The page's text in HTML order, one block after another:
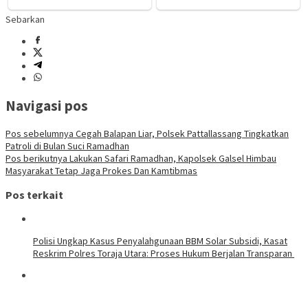
Sebarkan
Navigasi pos
Pos sebelumnya Cegah Balapan Liar, Polsek Pattallassang Tingkatkan
Patroli di Bulan Suci Ramadhan
Pos berikutnya Lakukan Safari Ramadhan, Kapolsek Galsel Himbau
Masyarakat Tetap Jaga Prokes Dan Kamtibmas
Pos terkait
Polisi Ungkap Kasus Penyalahgunaan BBM Solar Subsidi, Kasat
Reskrim Polres Toraja Utara: Proses Hukum Berjalan Transparan